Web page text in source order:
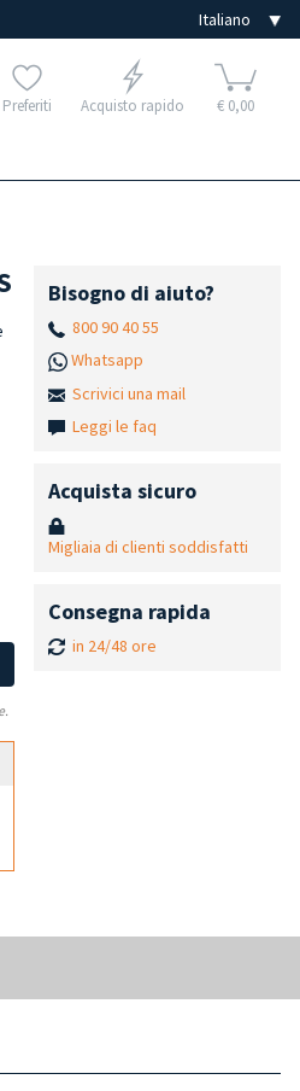
Preferiti Acquisto rapido € 0,00
Bisogno di aiuto?
800 90 40 55
Whatsapp
Scrivici una mail
Leggi le faq
Acquista sicuro
Migliaia di clienti soddisfatti
Consegna rapida
in 24/48 ore